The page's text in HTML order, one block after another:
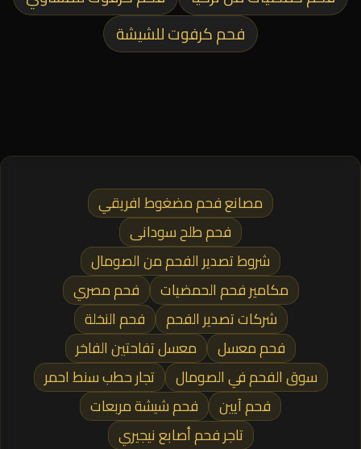
فحم كرفوت للشيشة
مصانع فحم مضغوط افريقي
فحم طلح سودانى
شروط تصدير الفحم من الصومال
مكامير فحم الحمضيات
فحم مصري
شركات تصدير الفحم
فحم النخلة
فحم معسل
معسل تفاحتين الفاخر
سوق الفحم في الصومال
تجار حطب سنط احمر
فحم آيين
فحم شيشة مربعات
تاجر فحم أصابع نيجيري